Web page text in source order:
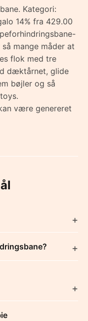
Kategori:
14% fra 429.00
mange måder at
flok med tre
dæktårnet, glide
bøjler og så
være genereret